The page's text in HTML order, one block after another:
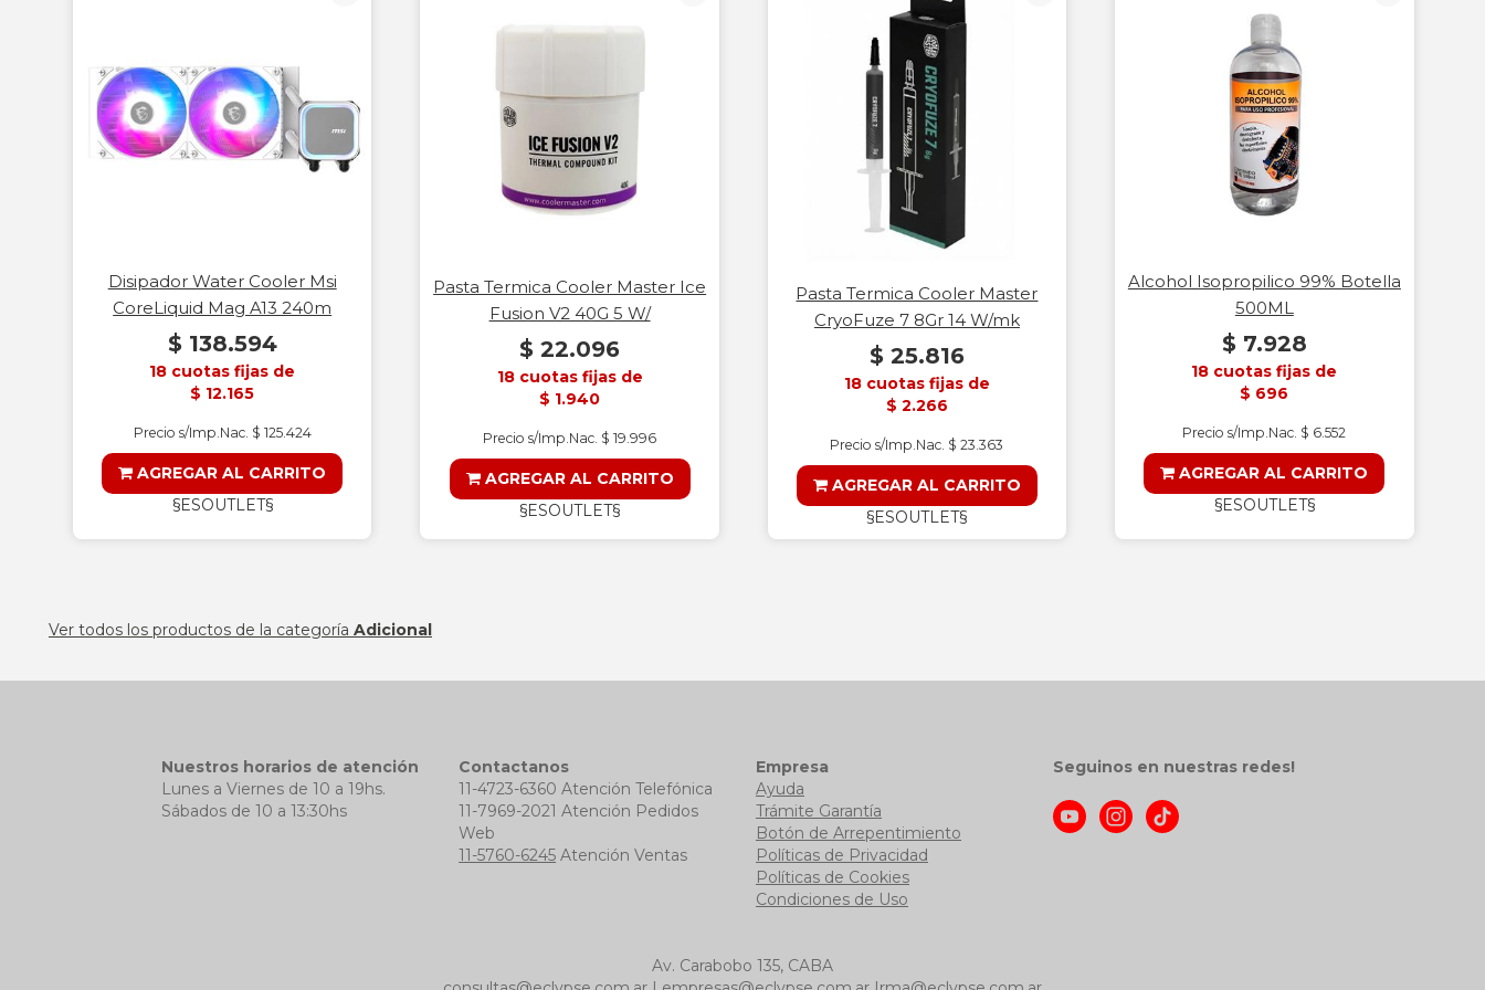
Disipador Water Cooler Msi
CoreLiquid Mag A13 240m
$ 138.594
18 cuotas fijas de
$ 12.165
Precio s/Imp.Nac. $ 125.424
AGREGAR AL CARRITO
§ESOUTLET§
Pasta Termica Cooler Master Ice
Fusion V2 40G 5 W/
$ 22.096
18 cuotas fijas de
$ 1.940
Precio s/Imp.Nac. $ 19.996
AGREGAR AL CARRITO
§ESOUTLET§
Pasta Termica Cooler Master
CryoFuze 7 8Gr 14 W/mk
$ 25.816
18 cuotas fijas de
$ 2.266
Precio s/Imp.Nac. $ 23.363
AGREGAR AL CARRITO
§ESOUTLET§
Alcohol Isopropilico 99% Botella
500ML
$ 7.928
18 cuotas fijas de
$ 696
Precio s/Imp.Nac. $ 6.552
AGREGAR AL CARRITO
§ESOUTLET§
Ver todos los productos de la categoría Adicional
Nuestros horarios de atención
Lunes a Viernes de 10 a 19hs.
Sábados de 10 a 13:30hs
Contactanos
11-4723-6360 Atención Telefónica
11-7969-2021 Atención Pedidos
Web
11-5760-6245 Atención Ventas
Empresa
Ayuda
Trámite Garantía
Botón de Arrepentimiento
Políticas de Privacidad
Políticas de Cookies
Condiciones de Uso
Seguinos en nuestras redes!
Av. Carabobo 135, CABA